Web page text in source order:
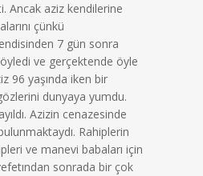
Ancak aziz kendilerine
çünkü
7 gün sonra
ve gerçektende öyle
96 yaşında iken bir
dunyaya yumdu.
Azizin cenazesinde
Rahiplerin
ve manevi babaları için
sonrada bir çok